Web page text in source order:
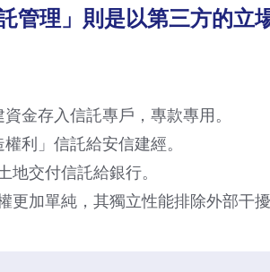
管理」則是以第三方的立
金存入信託專戶，專款專用。
利」信託給安信建經。
地交付信託給銀行。
更加單純，其獨立性能排除外部干